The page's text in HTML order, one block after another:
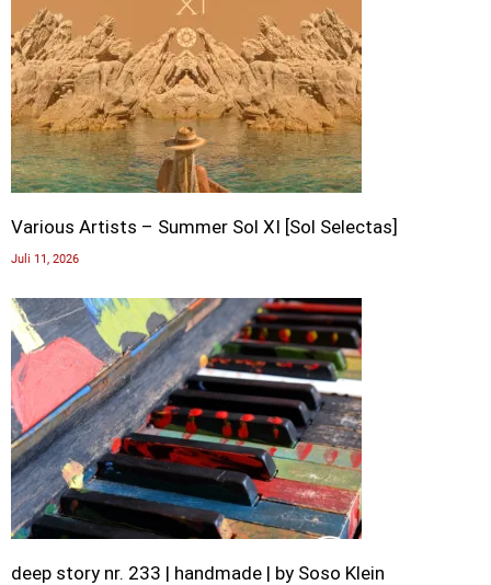
Various Artists – Summer Sol XI [Sol Selectas]
Juli 11, 2026
deep story nr. 233 | handmade | by Soso Klein